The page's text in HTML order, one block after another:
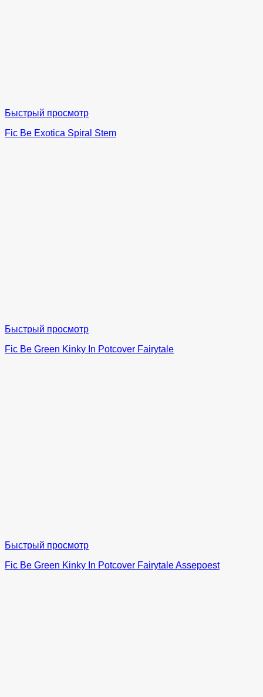
Быстрый просмотр
Fic Be Exotica Spiral Stem
Быстрый просмотр
Fic Be Green Kinky In Potcover Fairytale
Быстрый просмотр
Fic Be Green Kinky In Potcover Fairytale Assepoest